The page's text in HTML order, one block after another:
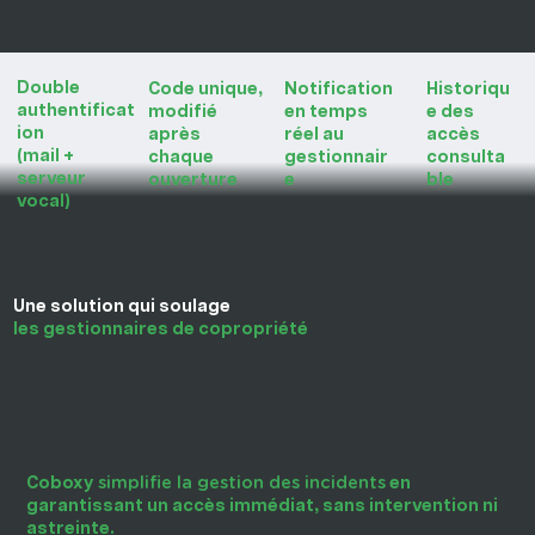
Double
authentificat
ion
(mail +
serveur
vocal)
Code unique,
modifié
après
chaque
ouverture
Notification
en temps
réel au
gestionnair
e
Historiqu
e des
accès
consulta
ble
Coboxysimplifie la gestion des incidents en
garantissant un accès immédiat, sans intervention ni
astreinte.
Une solution qui soulage
les gestionnaires de copropriété